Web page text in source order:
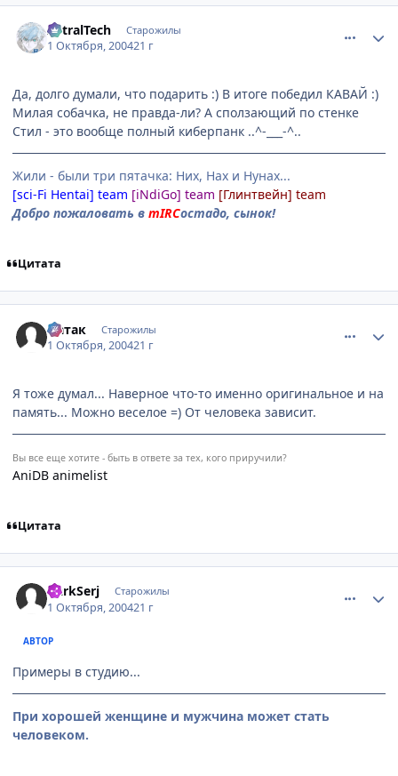
AstralTech Старожилы
1 Октября, 200421 г
Да, долго думали, что подарить :) В итоге победил КАВАЙ :)
Милая собачка, не правда-ли? А сползающий по стенке
Стил - это вообще полный киберпанк ..^-___-^..
Жили - были три пятачка: Них, Нах и Нунах...
[sci-Fi Hentai] team [iNdiGo] team [Глинтвейн] team
Добро пожаловать в mIRCостадо, сынок!
Цитата
Натак Старожилы
1 Октября, 200421 г
Я тоже думал... Наверное что-то именно оригинальное и на
память... Можно веселое =) От человека зависит.
Вы все еще хотите - быть в ответе за тех, кого приручили?
AniDB animelist
Цитата
DarkSerj Старожилы
1 Октября, 200421 г
АВТОР
Примеры в студию...
При хорошей женщине и мужчина может стать
человеком.